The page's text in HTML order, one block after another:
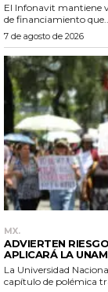
El Infonavit mantiene
de financiamiento
7 de agosto de 2026
MX.
ADVIERTEN
APLICARÁ LA UNAM
La Universidad
capítulo de polémica